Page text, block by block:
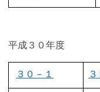
平成３０年度
３０－１